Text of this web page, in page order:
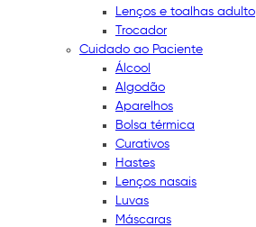
Lenços e toalhas adulto
Trocador
Cuidado ao Paciente
Álcool
Algodão
Aparelhos
Bolsa térmica
Curativos
Hastes
Lenços nasais
Luvas
Máscaras